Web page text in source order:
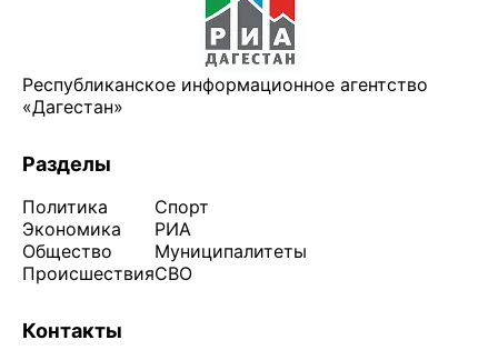
Республиканское информационное агентство
«Дагестан»
Разделы
Политика
Экономика
Общество
Происшествия
Спорт
РИА
Муниципалитеты
СВО
Контакты